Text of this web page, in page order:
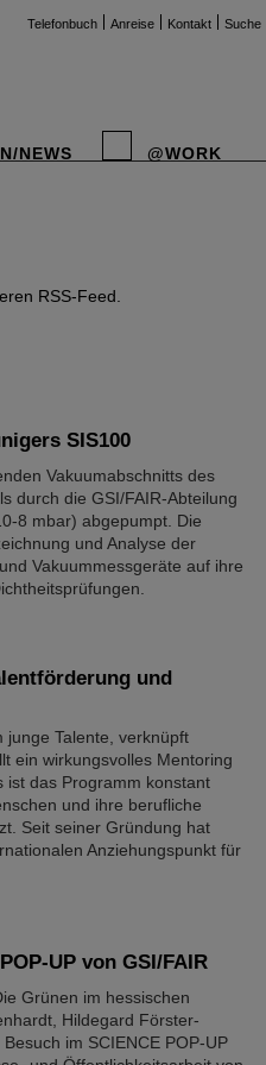
Telefonbuch Anreise Kontakt Suche
NEWS @WORK
RSS-Feed.
SIS100
Vakuumabschnitts des
durch die GSI/FAIR-Abteilung
8 mbar) abgepumpt. Die
und Analyse der
Vakuummessgeräte auf ihre
und
junge Talente, verknüpft
ein wirkungsvolles Mentoring
ist das Programm konstant
und ihre berufliche
Seit seiner Gründung hat
Anziehungspunkt für
UP von GSI/FAIR
Grünen im hessischen
Hildegard Förster-
im SCIENCE POP-UP